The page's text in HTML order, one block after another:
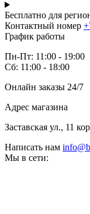
Бесплатно для
Контактный номер
График работы
Пн-Пт: 11:00 - 19:00
Сб: 11:00 - 18:00
Онлайн заказы 24/7
Адрес магазина
Заставская ул., 11
Написать нам
Мы в сети: